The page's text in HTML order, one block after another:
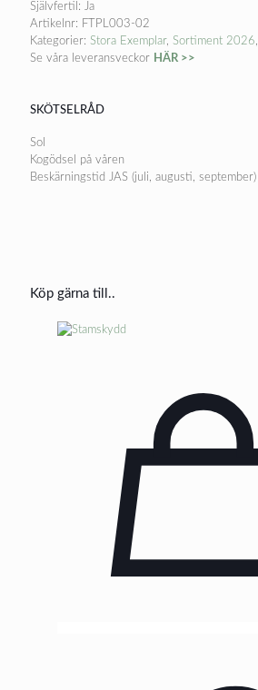
Självfertil: Ja
Artikelnr: FTPL003-02
Kategorier: Stora Exemplar, Sortiment 2026,
Se våra leveransveckor HÄR >>
SKÖTSELRÅD
Sol
Kogödsel på våren
Beskärningstid JAS (juli, augusti, september)
Köp gärna till..